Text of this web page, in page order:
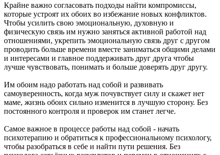
Крайне важно согласовать подходы найти компромиссы,
которые устроят их обоих во избежание новых конфликтов.
Чтобы усилить свою эмоциональную, духовную и
физическую связь им нужно заняться активной работой над
отношениями, укрепить эмоциональную связь друг с другом
проводить больше времени вместе заниматься общими делами
и интересами и главное поддерживать друг друга чтобы
лучше чувствовать, понимать и больше доверять друг другу.
Им обоим надо работать над собой и развивать
самоуверенность, когда муж почувствует силу и скажет нет
маме, жизнь обоих сильно изменится в лучшую сторону. Без
постоянного контроля и проверок им станет легче.
Самое важное в процессе работы над собой - начать
психотерапию и обратиться к профессиональному психологу,
чтобы разобраться в себе и найти пути решения. Без